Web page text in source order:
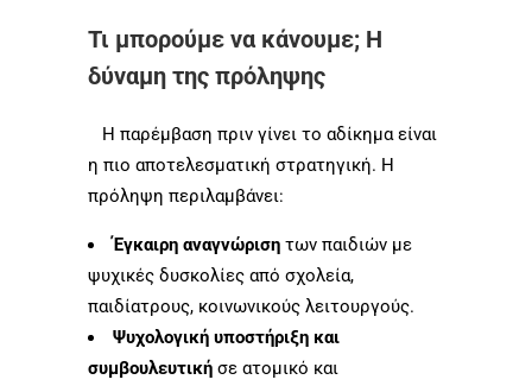
Τι μπορούμε να κάνουμε; Η
δύναμη της πρόληψης
Η παρέμβαση πριν γίνει το αδίκημα είναι
η πιο αποτελεσματική στρατηγική. Η
πρόληψη περιλαμβάνει:
Έγκαιρη αναγνώριση των παιδιών με
ψυχικές δυσκολίες από σχολεία,
παιδίατρους, κοινωνικούς λειτουργούς.
Ψυχολογική υποστήριξη και
συμβουλευτική σε ατομικό και